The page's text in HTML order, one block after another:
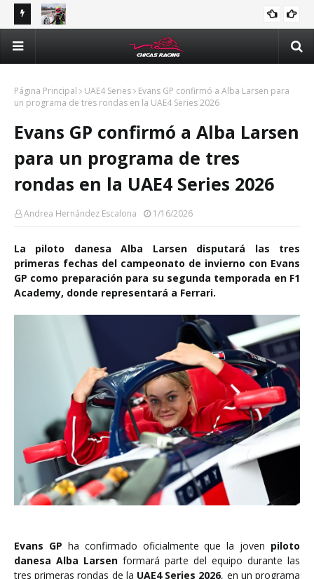
Majo Rodríguez apunta a seguir escalando posiciones en
Challenge Series durante la visita a Querétaro
Página Principal UAE4 Series
Evans GP confirmó a Alba Larsen para
un programa de tres rondas en la UAE4 Series 2026
Evans GP confirmó a Alba Larsen
para un programa de tres
rondas en la UAE4 Series 2026
Andrea Hernández Escalona 1/16/2026
La piloto danesa Alba Larsen disputará las tres
primeras fechas del campeonato de invierno con Evans
GP como preparación para su segunda temporada en F1
Academy, donde representará a Ferrari.
Evans GP ha confirmado oficialmente que la joven piloto
danesa Alba Larsen formará parte del equipo durante las
tres primeras rondas de la UAE4 Series 2026, en un programa